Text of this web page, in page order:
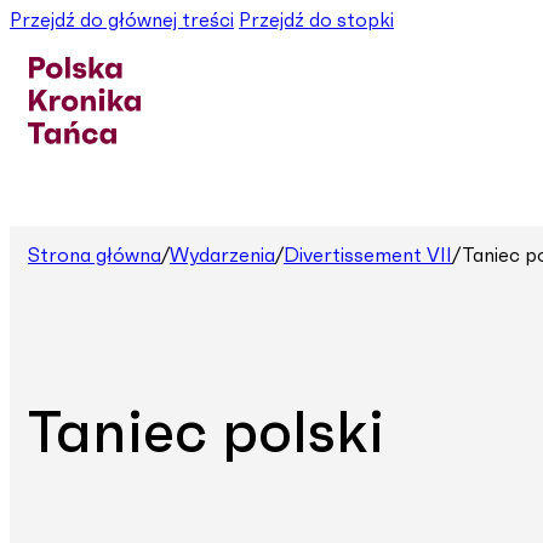
Przejdź do głównej treści Przejdź do stopki
Strona główna/Wydarzenia/Divertissement VII /Taniec
Taniec polski